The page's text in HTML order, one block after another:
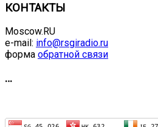
КОНТАКТЫ
Moscow.RU
e-mail: info@rsgiradio.ru
форма обратной связи
…